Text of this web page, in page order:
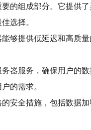
的组成部分。它提供
选择。
够提供低延迟和高质
器服务，确保用户的
的需求。
安全措施，包括数据